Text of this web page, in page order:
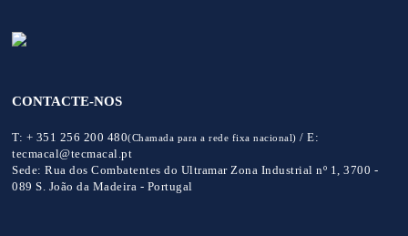
CONTACTE-NOS
T: + 351 256 200 480(Chamada para a rede fixa nacional) /E:
tecmacal@tecmacal.pt
Sede: Rua dos Combatentes do Ultramar Zona Industrial nº 1, 3700 -
089 S. João da Madeira - Portugal